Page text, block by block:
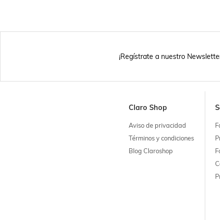
¡Regístrate a nuestro
Claro Shop
Aviso de privacidad
Términos y condiciones
Blog Claroshop